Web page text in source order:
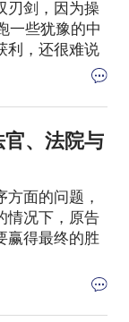
刃剑，因为操
一些犹豫的中
利，还很难说
、法院与
面的问题，
情况下，原告
赢得最终的胜